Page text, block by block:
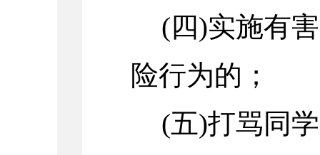
(四)实施有
险行为的；
(五)打骂同